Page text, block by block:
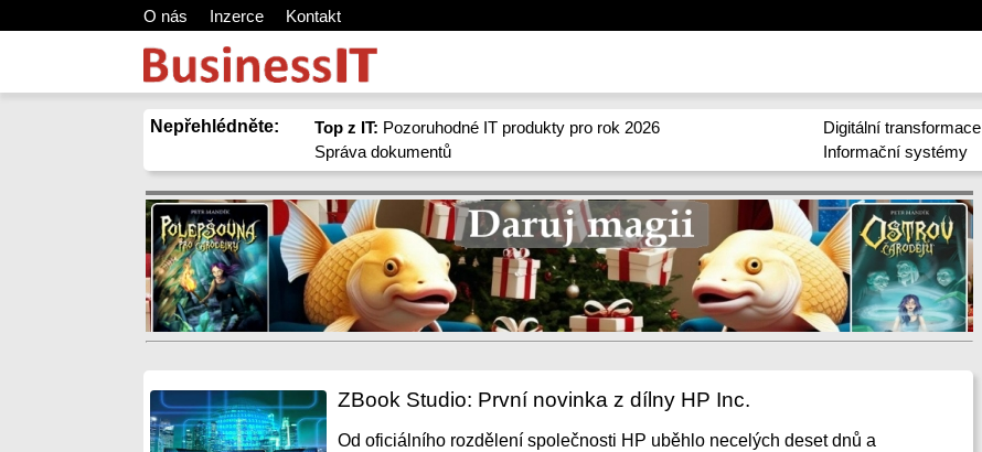
O nás Inzerce Kontakt
Nepřehlédněte: Top z IT: Pozoruhodné IT produkty pro rok 2026
Správa dokumentů
Digitální transformace
Informační systémy
ZBook Studio: První novinka z dílny HP Inc.
Od oficiálního rozdělení společnosti HP uběhlo necelých deset dnů a